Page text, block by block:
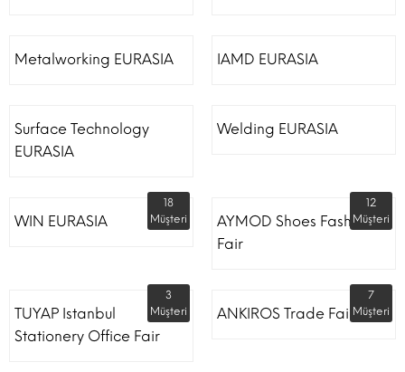
Metalworking EURASIA IAMD EURASIA
Surface Technology
EURASIA
Welding EURASIA
WIN EURASIA
18
Müşteri
AYMOD Shoes Fashion
Fair
12
Müşteri
TUYAP Istanbul
Stationery Office Fair
3
Müşteri
ANKIROS Trade Fairs
7
Müşteri